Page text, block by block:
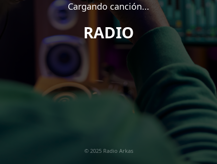
Cargando canción...
RADIO
© 2025 Radio Arkas